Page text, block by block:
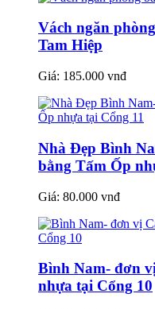
Vách ngăn
Tam Hiệp
Giá: 185.000 vnđ
Nhà Đẹp Bình
bằng Tấm Ốp
Giá: 80.000 vnđ
Bình Nam- đơn
nhựa tại Cổng 10